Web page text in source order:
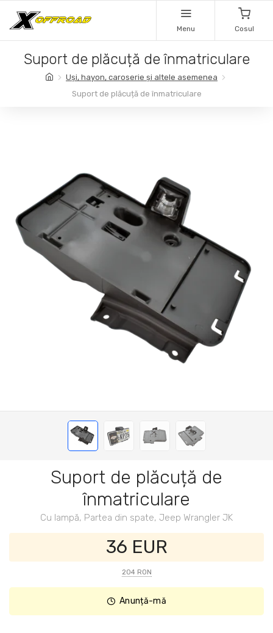
Menu Cosul
Suport de plăcuță de înmatriculare
Uși, hayon, caroserie și altele asemenea
Suport de plăcuță de înmatriculare
Suport de plăcuță de
înmatriculare
Cu lampă, Partea din spate, Jeep Wrangler JK
36 EUR
204 RON
Anunță-mă